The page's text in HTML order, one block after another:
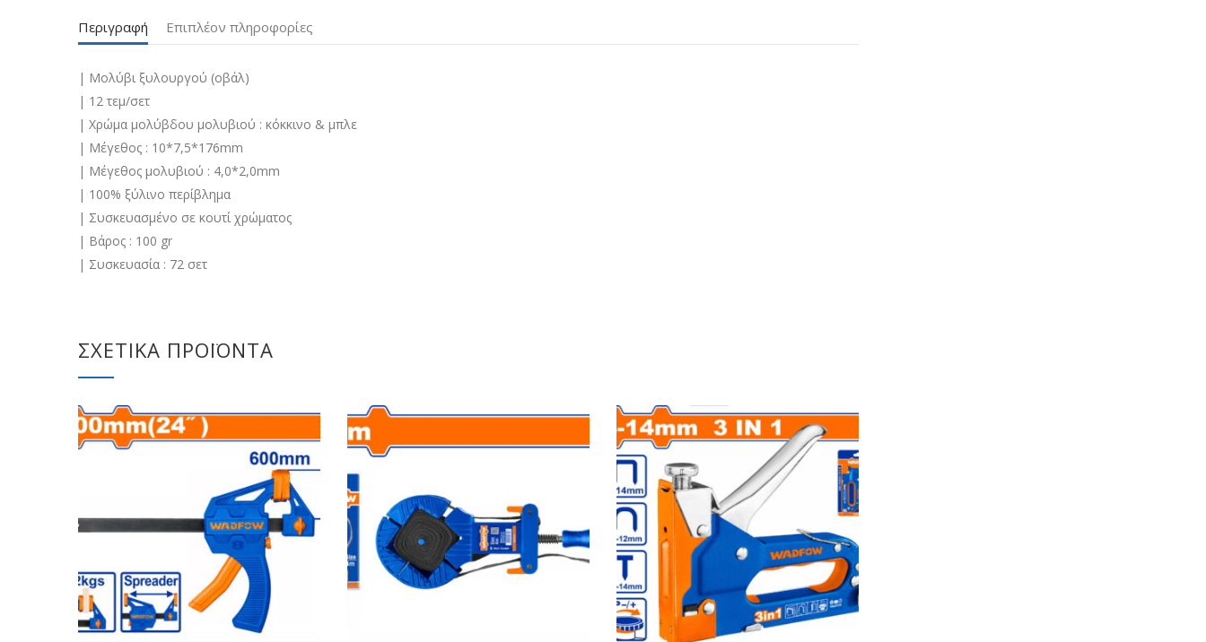
Περιγραφή Επιπλέον πληροφορίες
| Μολύβι ξυλουργού (οβάλ)
| 12 τεμ/σετ
| Χρώμα μολύβδου μολυβιού : κόκκινο & μπλε
| Μέγεθος : 10*7,5*176mm
| Μέγεθος μολυβιού : 4,0*2,0mm
| 100% ξύλινο περίβλημα
| Συσκευασμένο σε κουτί χρώματος
| Βάρος : 100 gr
| Συσκευασία : 72 σετ
ΣΧΕΤΙΚΆ ΠΡΟΪΌΝΤΑ